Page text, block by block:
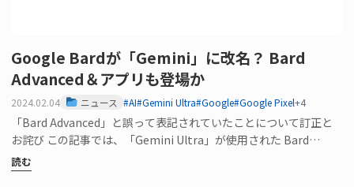
Google Bardが「Gemini」に改名？ Bard
Advanced＆アプリも登場か
2024.02.04 ニュース #AI#Gemini Ultra#Google#Google Pixel+4
「Bard Advanced」と誤って表記されていたことについて訂正と
お詫び この記事では、「Gemini Ultra」が使用された Bard…
読む